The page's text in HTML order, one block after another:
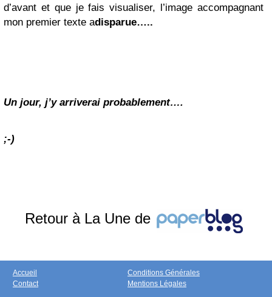
d’avant et que je fais visualiser, l’image accompagnant
mon premier texte adisparue…..
Un jour, j’y arriverai probablement….
;-)
Retour à La Une de
Accueil
Contact
Conditions Générales
Mentions Légales